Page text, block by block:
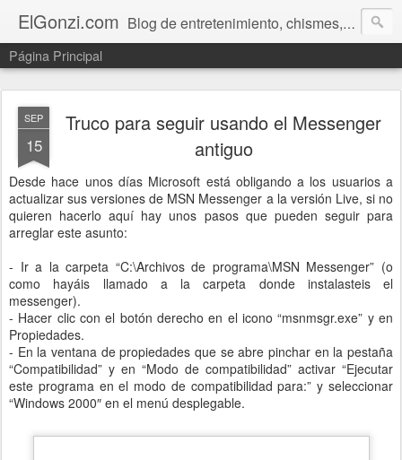
ElGonzi.com Blog de entretenimiento, chismes, humor, farándula, curiosidades, ovnis, noticias calientes, fotos, videos, paranormal y ¡más!
Página Principal
SEP
15
Truco para seguir usando el Messenger
antiguo
Desde hace unos días Microsoft está obligando a los usuarios a
actualizar sus versiones de MSN Messenger a la versión Live, si no
quieren hacerlo aquí hay unos pasos que pueden seguir para
arreglar este asunto:
- Ir a la carpeta “C:\Archivos de programa\MSN Messenger” (o
como hayáis llamado a la carpeta donde instalasteis el
messenger).
- Hacer clic con el botón derecho en el icono “msnmsgr.exe” y en
Propiedades.
- En la ventana de propiedades que se abre pinchar en la pestaña
“Compatibilidad” y en “Modo de compatibilidad” activar “Ejecutar
este programa en el modo de compatibilidad para:” y seleccionar
“Windows 2000″ en el menú desplegable.